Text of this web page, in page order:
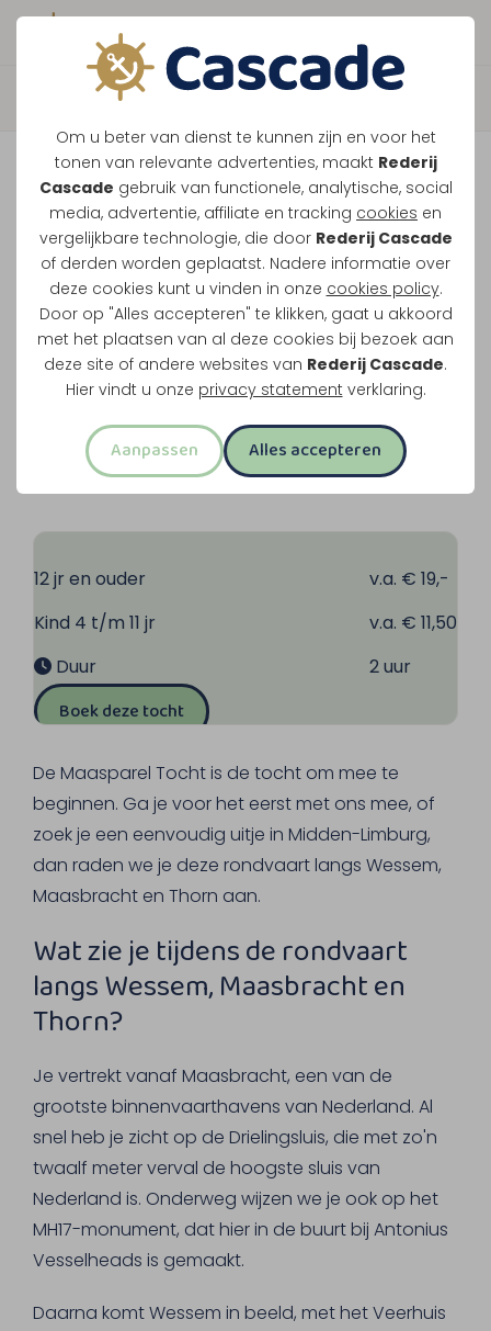
Om u beter van dienst te kunnen zijn en voor het
tonen van relevante advertenties, maakt Rederij
Cascade gebruik van functionele, analytische, social
media, advertentie, affiliate en tracking cookies en
vergelijkbare technologie, die door Rederij Cascade
of derden worden geplaatst. Nadere informatie over
deze cookies kunt u vinden in onze cookies policy.
Door op "Alles accepteren" te klikken, gaat u akkoord
met het plaatsen van al deze cookies bij bezoek aan
deze site of andere websites van Rederij Cascade.
Hier vindt u onze privacy statement verklaring.
Aanpassen Alles accepteren
Boek direct je vaart
Terug
Maasparel Tocht
Vaar langs Maasbracht, Wessem en het witte
stadje Thorn. Dit klassieke rondje over de
Maasplassen vertrekt vanuit Maasbracht of
Thorn.
Midden-Limburg in één rondvaart
Twee uur varen
Opstappen in Maasbracht of Thorn
Meest familievriendelijke rondvaart
12 jr en ouder
v.a. € 19,-
Kind 4 t/m 11 jr
v.a. € 11,50
Duur
2 uur
Boek deze tocht
De Maasparel Tocht is de tocht om mee te
beginnen. Ga je voor het eerst met ons mee, of
zoek je een eenvoudig uitje in Midden-Limburg,
dan raden we je deze rondvaart langs Wessem,
Maasbracht en Thorn aan.
Wat zie je tijdens de rondvaart
langs Wessem, Maasbracht en
Thorn?
Je vertrekt vanaf Maasbracht, een van de
grootste binnenvaarthavens van Nederland. Al
snel heb je zicht op de Drielingsluis, die met zo'n
twaalf meter verval de hoogste sluis van
Nederland is. Onderweg wijzen we je ook op het
MH17-monument, dat hier in de buurt bij Antonius
Vesselheads is gemaakt.
Daarna komt Wessem in beeld, met het Veerhuis